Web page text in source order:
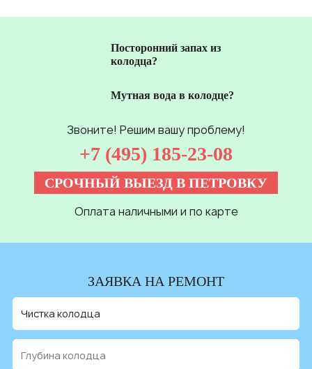
Посторонний запах из
колодца?
Мутная вода в колодце?
Звоните! Решим вашу проблему!
+7 (495) 185-23-08
СРОЧНЫЙ ВЫЕЗД В ПЕТРОВКУ
Оплата наличными и по карте
ЗАЯВКА НА РЕМОНТ